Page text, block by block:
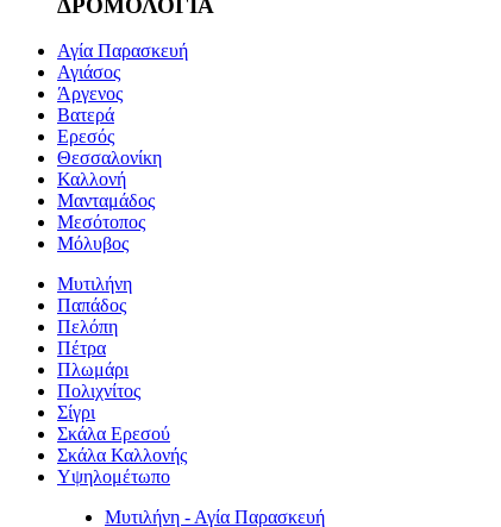
Αγία Παρασκευή
Αγιάσος
Άργενος
Βατερά
Ερεσός
Θεσσαλονίκη
Καλλονή
Μανταμάδος
Μεσότοπος
Μόλυβος
Μυτιλήνη
Παπάδος
Πελόπη
Πέτρα
Πλωμάρι
Πολιχνίτος
Σίγρι
Σκάλα Ερεσού
Σκάλα Καλλονής
Υψηλομέτωπο
Μυτιλήνη - Αγία Παρασκευή